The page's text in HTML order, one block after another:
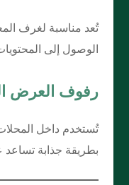
تُعد مناسبة لغرف
الوصول إلى
رفوف العرض
تُستخدم داخل
بطريقة جذابة تساعد